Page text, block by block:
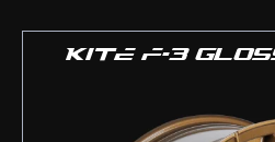
KITE F-3